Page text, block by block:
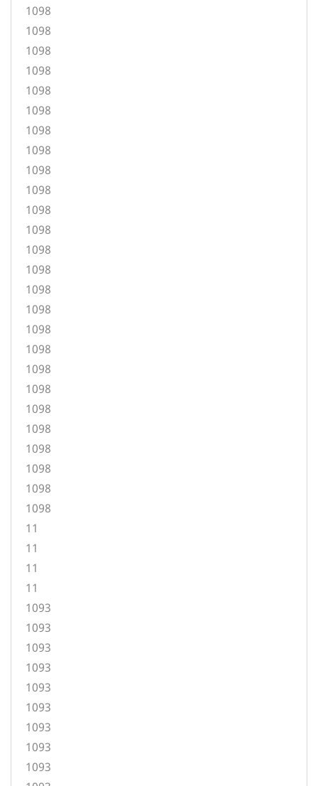
1098
1098
1098
1098
1098
1098
1098
1098
1098
1098
1098
1098
1098
1098
1098
1098
1098
1098
1098
1098
1098
1098
1098
1098
1098
1098
11
11
11
11
1093
1093
1093
1093
1093
1093
1093
1093
1093